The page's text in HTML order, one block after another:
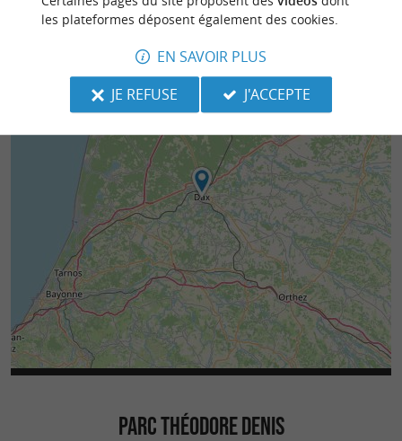
PARC THÉODORE DENIS
les plateformes déposent également des cookies.
EN SAVOIR PLUS
JE REFUSE
J'ACCEPTE